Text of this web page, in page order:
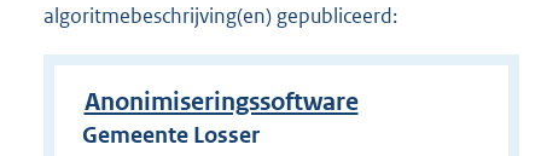
algoritmebeschrijving(en) gepubliceerd:
Anonimiseringssoftware
Gemeente Losser